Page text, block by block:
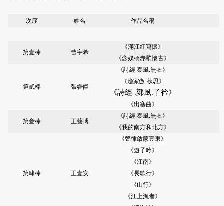
次序 姓名 作品名稱
第壹棒 曹宇希
《滿江紅寫懷》
《念奴橋赤壁懷古》
第貳棒 張睿傑
《詩經.秦風.無衣》
《漁家傲.秋思》
《詩經 .鄭風.子衿》
《出塞曲》
第叁棒 王藝博
《詩經.秦風.無衣》
《我的南方和北方》
第肆棒 王壹安
《聲律啟蒙壹東》
《遊子吟》
《江南》
《長歌行》
《山行》
《江上漁者》